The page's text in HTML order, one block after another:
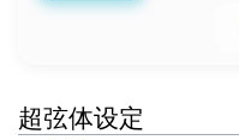
超弦体设定